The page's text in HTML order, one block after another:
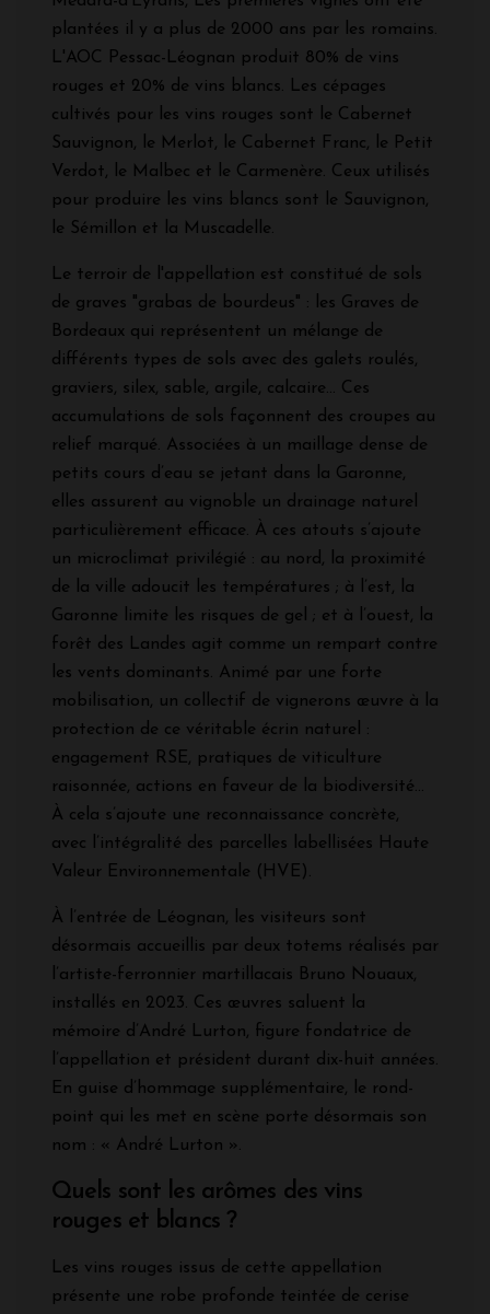
plantées il y a plus de 2000 ans par les romains.
L'AOC Pessac-Léognan produit 80% de vins
rouges et 20% de vins blancs. Les cépages
cultivés pour les vins rouges sont le Cabernet
Sauvignon, le Merlot, le Cabernet Franc, le Petit
Verdot, le Malbec et le Carmenère. Ceux utilisés
pour produire les vins blancs sont le Sauvignon,
le Sémillon et la Muscadelle.
Le terroir de l'appellation est constitué de sols
de graves "grabas de bourdeus" : les Graves de
Bordeaux qui représentent un mélange de
différents types de sols avec des galets roulés,
graviers, silex, sable, argile, calcaire... Ces
accumulations de sols façonnent des croupes au
relief marqué. Associées à un maillage dense de
petits cours d’eau se jetant dans la Garonne,
elles assurent au vignoble un drainage naturel
particulièrement efficace. À ces atouts s’ajoute
un microclimat privilégié : au nord, la proximité
de la ville adoucit les températures ; à l’est, la
Garonne limite les risques de gel ; et à l’ouest, la
forêt des Landes agit comme un rempart contre
les vents dominants. Animé par une forte
mobilisation, un collectif de vignerons œuvre à la
protection de ce véritable écrin naturel :
engagement RSE, pratiques de viticulture
raisonnée, actions en faveur de la biodiversité…
À cela s’ajoute une reconnaissance concrète,
avec l’intégralité des parcelles labellisées Haute
Valeur Environnementale (HVE).
À l’entrée de Léognan, les visiteurs sont
désormais accueillis par deux totems réalisés par
l’artiste-ferronnier martillacais Bruno Nouaux,
installés en 2023. Ces œuvres saluent la
mémoire d’André Lurton, figure fondatrice de
l’appellation et président durant dix-huit années.
En guise d’hommage supplémentaire, le rond-
point qui les met en scène porte désormais son
nom : « André Lurton ».
Quels sont les arômes des vins
rouges et blancs ?
Les vins rouges issus de cette appellation
présente une robe profonde teintée de cerise